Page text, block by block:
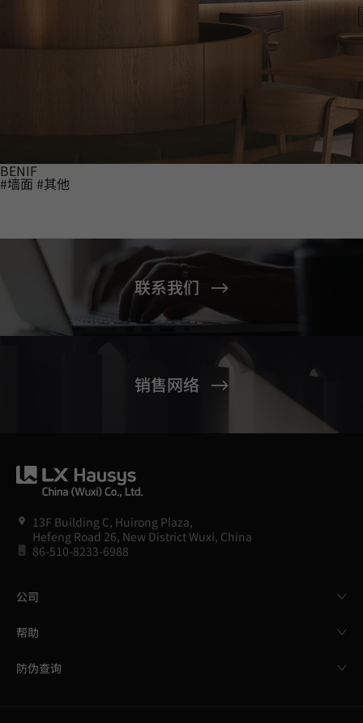
BENIF
#墙面 #其他
联系我们
销售网络
13F Building C, Huirong Plaza,
Hefeng Road 26, New District Wuxi, China
86-510-8233-6988
公司
帮助
防伪查询